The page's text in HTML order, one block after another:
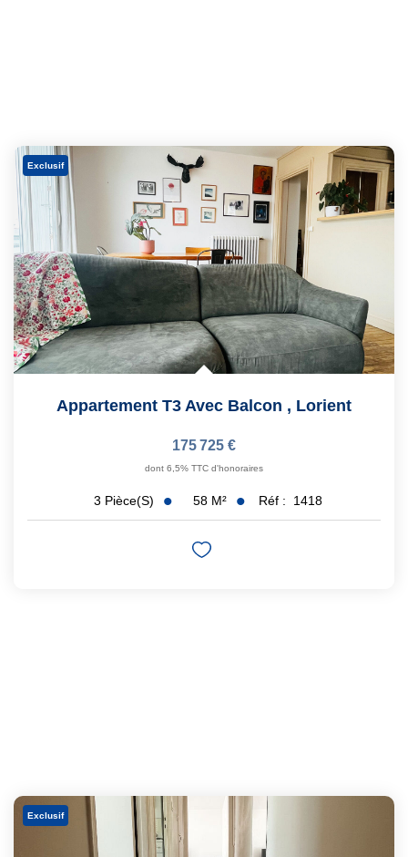
Exclusif
Appartement T3 Avec Balcon , Lorient
175 725 €
dont 6,5% TTC d'honoraires
3 Pièce(s) 58 M² Réf : 1418
Exclusif